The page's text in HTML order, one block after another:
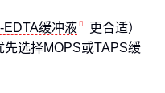
EDTA缓冲液
更合适）
先选择MOPS或TAPS缓